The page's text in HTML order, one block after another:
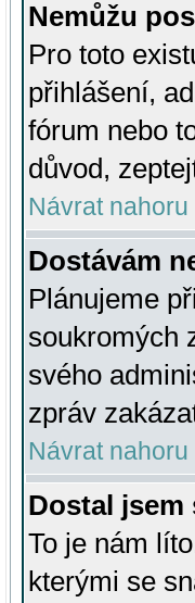
Nemůžu
Pro toto
přihlášení,
fórum nebo
důvod,
Návrat nahoru
Dostávám
Plánujeme
soukromých
svého
zpráv
Návrat nahoru
Dostal jsem
To je nám
kterými se